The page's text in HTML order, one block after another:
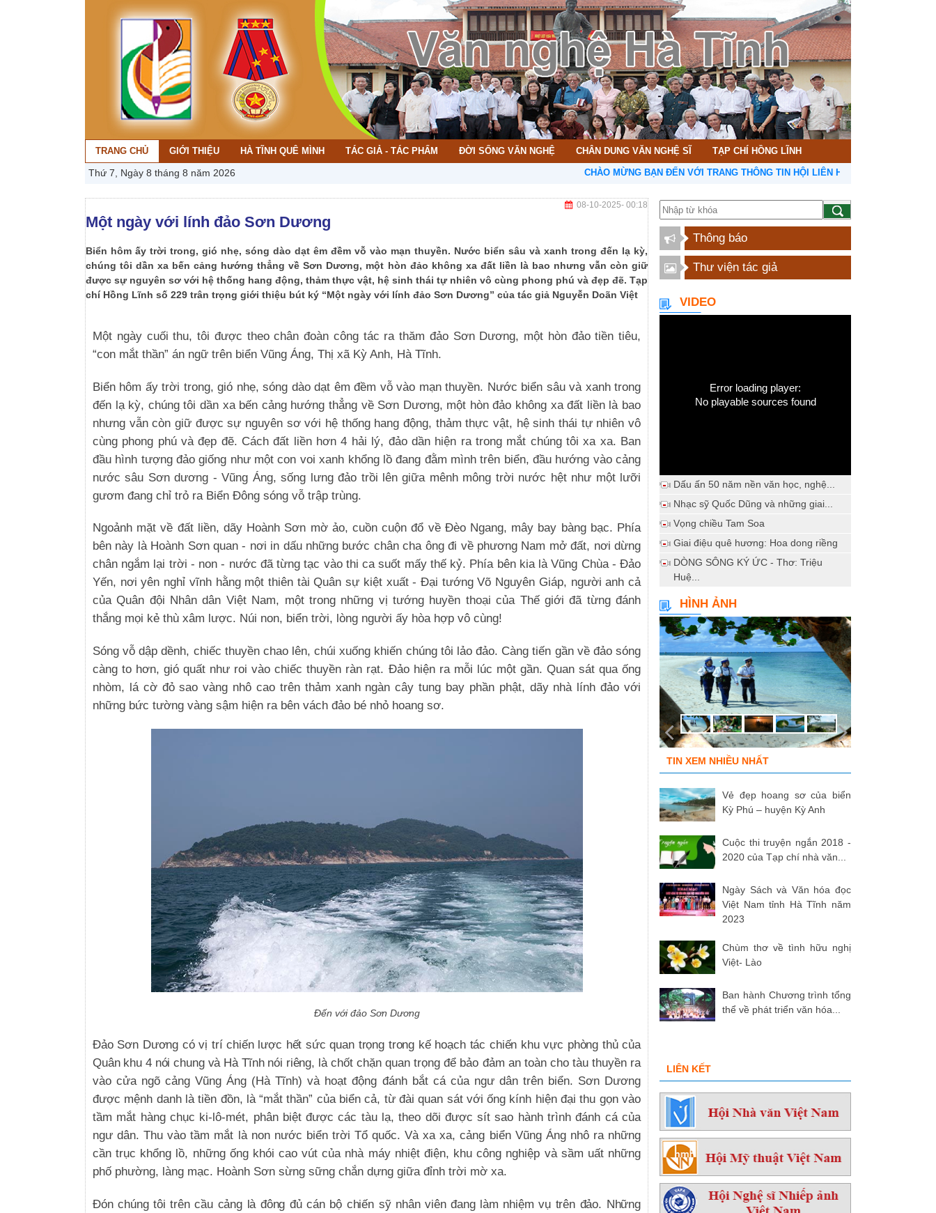
TRANG CHỦ GIỚI THIỆU HÀ TĨNH QUÊ MÌNH TÁC GIẢ - TÁC PHẨM ĐỜI SỐNG VĂN NGHỆ CHÂN DUNG VĂN NGHỆ SĨ TẠP CHÍ HỒNG LĨNH
Thứ 7, Ngày 8 tháng 8 năm 2026 CHÀO MỪNG BẠN ĐẾN VỚI TRANG THÔNG TIN HỘI LIÊN HIỆP VĂN HỌC NGHỆ THUẬT
08-10-2025- 00:18
Một ngày với lính đảo Sơn Dương
Biển hôm ấy trời trong, gió nhẹ, sóng dào dạt êm đềm vỗ vào mạn thuyền. Nước biển sâu và xanh trong đến lạ kỳ,
chúng tôi dần xa bến cảng hướng thẳng về Sơn Dương, một hòn đảo không xa đất liền là bao nhưng vẫn còn giữ
được sự nguyên sơ với hệ thống hang động, thảm thực vật, hệ sinh thái tự nhiên vô cùng phong phú và đẹp đẽ. Tạp
chí Hồng Lĩnh số 229 trân trọng giới thiệu bút ký “Một ngày với lính đảo Sơn Dương” của tác giả Nguyễn Doãn Việt
Một ngày cuối thu, tôi được theo chân đoàn công tác ra thăm đảo Sơn Dương, một hòn đảo tiền tiêu,
“con mắt thần” án ngữ trên biển Vũng Áng, Thị xã Kỳ Anh, Hà Tĩnh.
Biển hôm ấy trời trong, gió nhẹ, sóng dào dạt êm đềm vỗ vào mạn thuyền. Nước biển sâu và xanh trong
đến lạ kỳ, chúng tôi dần xa bến cảng hướng thẳng về Sơn Dương, một hòn đảo không xa đất liền là bao
nhưng vẫn còn giữ được sự nguyên sơ với hệ thống hang động, thảm thực vật, hệ sinh thái tự nhiên vô
cùng phong phú và đẹp đẽ. Cách đất liền hơn 4 hải lý, đảo dần hiện ra trong mắt chúng tôi xa xa. Ban
đầu hình tượng đảo giống như một con voi xanh khổng lồ đang đằm mình trên biển, đầu hướng vào cảng
nước sâu Sơn dương - Vũng Áng, sống lưng đảo trồi lên giữa mênh mông trời nước hệt như một lưỡi
gươm đang chỉ trỏ ra Biển Đông sóng vỗ trập trùng.
Ngoảnh mặt về đất liền, dãy Hoành Sơn mờ ảo, cuồn cuộn đổ về Đèo Ngang, mây bay bàng bạc. Phía
bên này là Hoành Sơn quan - nơi in dấu những bước chân cha ông đi về phương Nam mở đất, nơi dừng
chân ngắm lại trời - non - nước đã từng tạc vào thi ca suốt mấy thế kỷ. Phía bên kia là Vũng Chùa - Đảo
Yến, nơi yên nghỉ vĩnh hằng một thiên tài Quân sự kiệt xuất - Đại tướng Võ Nguyên Giáp, người anh cả
của Quân đội Nhân dân Việt Nam, một trong những vị tướng huyền thoại của Thế giới đã từng đánh
thắng mọi kẻ thù xâm lược. Núi non, biển trời, lòng người ấy hòa hợp vô cùng!
Sóng vỗ dập dềnh, chiếc thuyền chao lên, chúi xuống khiến chúng tôi lảo đảo. Càng tiến gần về đảo sóng
càng to hơn, gió quất như roi vào chiếc thuyền ràn rạt. Đảo hiện ra mỗi lúc một gần. Quan sát qua ống
nhòm, lá cờ đỏ sao vàng nhô cao trên thảm xanh ngàn cây tung bay phần phật, dãy nhà lính đảo với
những bức tường vàng sậm hiện ra bên vách đảo bé nhỏ hoang sơ.
Đến với đảo Sơn Dương
Đảo Sơn Dương có vị trí chiến lược hết sức quan trọng trong kế hoạch tác chiến khu vực phòng thủ của
Quân khu 4 nói chung và Hà Tĩnh nói riêng, là chốt chặn quan trọng để bảo đảm an toàn cho tàu thuyền ra
vào cửa ngõ cảng Vũng Áng (Hà Tĩnh) và hoạt động đánh bắt cá của ngư dân trên biển. Sơn Dương
được mệnh danh là tiền đồn, là “mắt thần” của biển cả, từ đài quan sát với ống kính hiện đại thu gọn vào
tầm mắt hàng chục ki-lô-mét, phân biệt được các tàu lạ, theo dõi được sít sao hành trình đánh cá của
ngư dân. Thu vào tầm mắt là non nước biển trời Tổ quốc. Và xa xa, cảng biển Vũng Áng nhô ra những
cần trục khổng lồ, những ống khói cao vút của nhà máy nhiệt điện, khu công nghiệp và sầm uất những
phố phường, làng mạc. Hoành Sơn sừng sững chắn dựng giữa đỉnh trời mờ xa.
Đón chúng tôi trên cầu cảng là đông đủ cán bộ chiến sỹ nhân viên đang làm nhiệm vụ trên đảo. Những
Thông báo
Thư viện tác giả
VIDEO
Error loading player:
No playable sources found
Dấu ấn 50 năm nền văn học, nghệ...
Nhạc sỹ Quốc Dũng và những giai...
Vọng chiều Tam Soa
Giai điệu quê hương: Hoa dong riềng
DÒNG SÔNG KÝ ỨC - Thơ: Triệu
Huệ...
HÌNH ẢNH
TIN XEM NHIỀU NHẤT
Vẻ đẹp hoang sơ của biển
Kỳ Phú – huyện Kỳ Anh
Cuộc thi truyện ngắn 2018 -
2020 của Tạp chí nhà văn...
Ngày Sách và Văn hóa đọc
Việt Nam tỉnh Hà Tĩnh năm
2023
Chùm thơ về tình hữu nghị
Việt- Lào
Ban hành Chương trình tổng
thể về phát triển văn hóa...
LIÊN KẾT